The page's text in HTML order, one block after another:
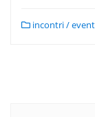
incontri /